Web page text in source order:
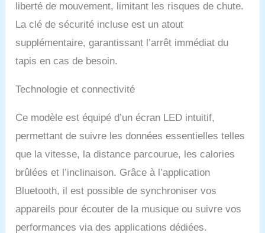
liberté de mouvement, limitant les risques de chute.
La clé de sécurité incluse est un atout
supplémentaire, garantissant l’arrêt immédiat du
tapis en cas de besoin.
Technologie et connectivité
Ce modèle est équipé d’un écran LED intuitif,
permettant de suivre les données essentielles telles
que la vitesse, la distance parcourue, les calories
brûlées et l’inclinaison. Grâce à l’application
Bluetooth, il est possible de synchroniser vos
appareils pour écouter de la musique ou suivre vos
performances via des applications dédiées.